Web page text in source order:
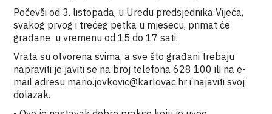
Počevši od 3. listopada, u Uredu predsjednika Vijeća,
svakog prvog i trećeg petka u mjesecu, primat će
građane u vremenu od 15 do 17 sati.
Vrata su otvorena svima, a sve što građani trebaju
napraviti je javiti se na broj telefona 628 100 ili na e-
mail adresu mario.jovkovic@karlovac.hr i najaviti svoj
dolazak.